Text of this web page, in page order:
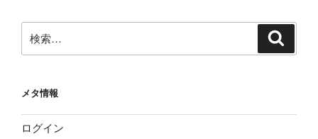
索:
メタ情報
ログイン